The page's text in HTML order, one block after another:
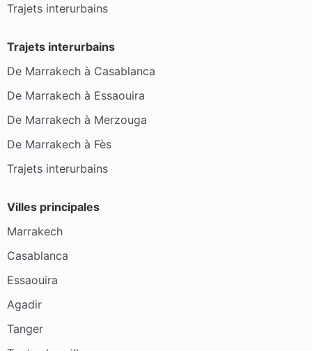
Trajets interurbains
Trajets interurbains
De Marrakech à Casablanca
De Marrakech à Essaouira
De Marrakech à Merzouga
De Marrakech à Fès
Trajets interurbains
Villes principales
Marrakech
Casablanca
Essaouira
Agadir
Tanger